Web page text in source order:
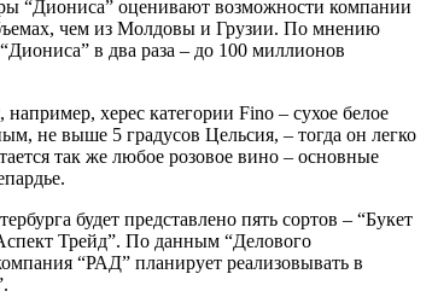
“Диониса” оценивают возможности компании
чем из Молдовы и Грузии. По мнению
в два раза – до 100 миллионов
херес категории Fino – сухое белое
не выше 5 градусов Цельсия, – тогда он легко
так же любое розовое вино – основные
будет представлено пять сортов – “Букет
Трейд”. По данным “Делового
“РАД” планирует реализовывать в